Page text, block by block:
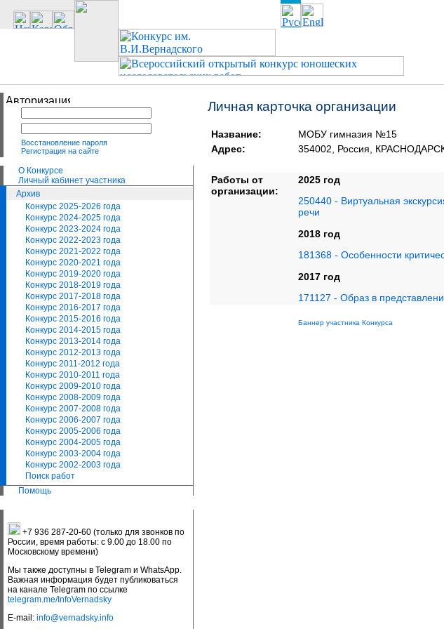
Восстановление пароля
Регистрация на сайте
О Конкурсе
Личный кабинет участника
Архив
Конкурс 2025-2026 года
Конкурс 2024-2025 года
Конкурс 2023-2024 года
Конкурс 2022-2023 года
Конкурс 2021-2022 года
Конкурс 2020-2021 года
Конкурс 2019-2020 года
Конкурс 2018-2019 года
Конкурс 2017-2018 года
Конкурс 2016-2017 года
Конкурс 2015-2016 года
Конкурс 2014-2015 года
Конкурс 2013-2014 года
Конкурс 2012-2013 года
Конкурс 2011-2012 года
Конкурс 2010-2011 года
Конкурс 2009-2010 года
Конкурс 2008-2009 года
Конкурс 2007-2008 года
Конкурс 2006-2007 года
Конкурс 2005-2006 года
Конкурс 2004-2005 года
Конкурс 2003-2004 года
Конкурс 2002-2003 года
Поиск работ
Помощь
+7 936 287-20-60 (только для звонков по
России, время работы: с 9.00 до 18.00 по
Московскому времени)
Мы также доступны в Telegram и WhatsApp.
Важная информация будет публиковаться
на канале Telegram по ссылке
telegram.me/InfoVernadsky
E-mail: info@vernadsky.info
Личная карточка организации
Название:
МОБУ гимназия №15
Адрес:
354002, Россия,
Работы от
организации:
2025 год
250440 - Виртуальная
речи
2018 год
181368 - Особенности
2017 год
171127 - Образ в
Баннер участника Конкурса